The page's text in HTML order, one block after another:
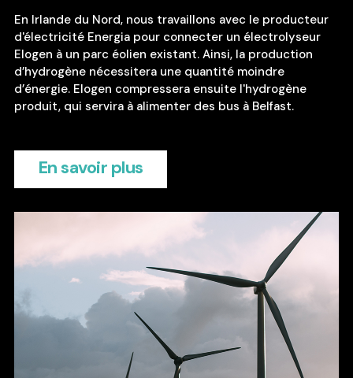
En Irlande du Nord, nous travaillons avec le producteur
d'électricité Energia pour connecter un électrolyseur
Elogen à un parc éolien existant. Ainsi, la production
d’hydrogène nécessitera une quantité moindre
d’énergie. Elogen compressera ensuite l'hydrogène
produit, qui servira à alimenter des bus à Belfast.
En savoir plus